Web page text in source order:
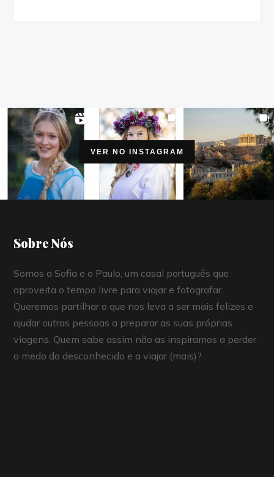
VER NO INSTAGRAM
Sobre Nós
Somos a Sofia e o Paulo, um casal português que
aproveita o tempo livre para viajar e fotografar.
Queremos partilhar o que nos leva a ser mais felizes e
ajudar outras pessoas a preparar as suas próprias
viagens. Quem sabe assim não as inspiramos a perder
o medo do desconhecido e a viajar (mais)?